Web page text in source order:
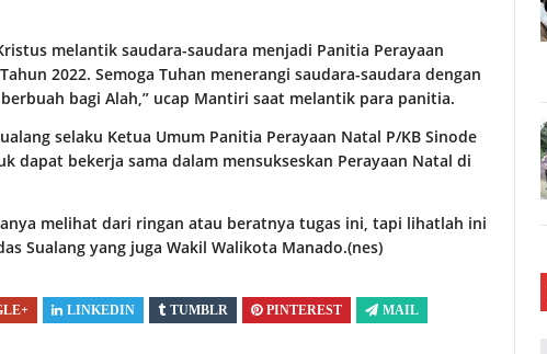
melantik saudara-saudara menjadi Panitia Perayaan
2022. Semoga Tuhan menerangi saudara-saudara dengan
bagi Alah,” ucap Mantiri saat melantik para panitia.
selaku Ketua Umum Panitia Perayaan Natal P/KB Sinode
dapat bekerja sama dalam mensukseskan Perayaan Natal di
melihat dari ringan atau beratnya tugas ini, tapi lihatlah ini
Sualang yang juga Wakil Walikota Manado.(nes)
LINKEDIN TUMBLR PINTEREST MAIL